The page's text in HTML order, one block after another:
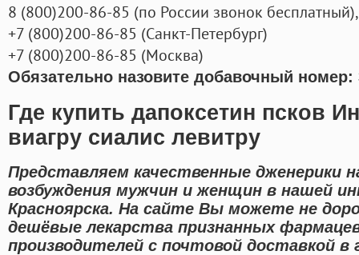
8 (800)200-86-85 (по России звонок бесплатный),
+7 (800)200-86-85 (Санкт-Петербург)
+7 (800)200-86-85 (Москва)
Обязательно назовите добавочный номер:
Где купить дапоксетин псков
виагру сиалис левитру
Представляем качественные дженерики
возбуждения мужчин и женщин в нашей
Красноярска. На сайте Вы можете не
дешёвые лекарства признанных
производителей с почтовой доставкой в